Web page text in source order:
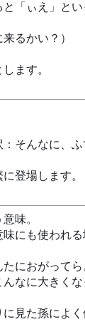
「ぃえ」とい
るかい？）
ます。
そんなに、ふ
登場します。
味。
にも使われる
におがってら
なに大きくな
見た孫によく